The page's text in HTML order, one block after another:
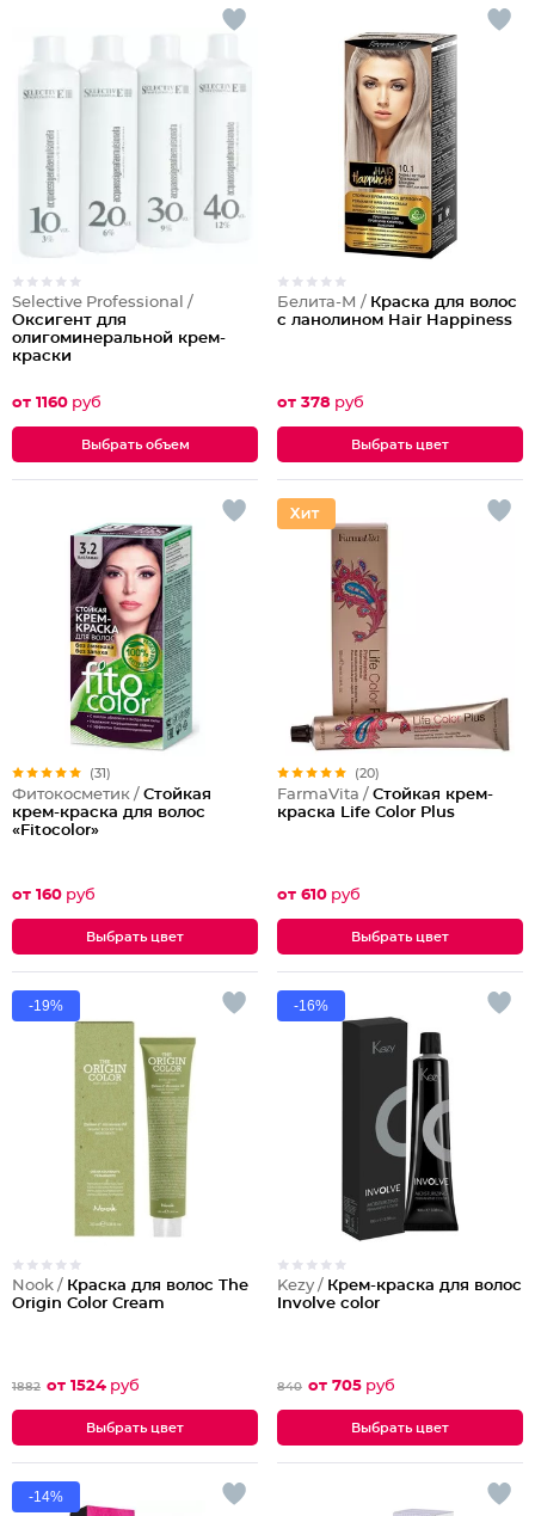
Selective Professional /
Оксигент для
олигоминеральной крем-
краски
от 1160 руб
Выбрать объем
Белита-М / Краска для волос
с ланолином Hair Happiness
от 378 руб
Выбрать цвет
(31)
Фитокосметик / Cтойкая
крем-краска для волос
«Fitocolor»
от 160 руб
Выбрать цвет
(20)
FarmaVita / Стойкая крем-
краска Life Color Plus
от 610 руб
Выбрать цвет
-19%
Nook / Краска для волос The
Origin Color Cream
1882 от 1524 руб
Выбрать цвет
-16%
Kezy / Крем-краска для волос
Involve color
840 от 705 руб
Выбрать цвет
-14%